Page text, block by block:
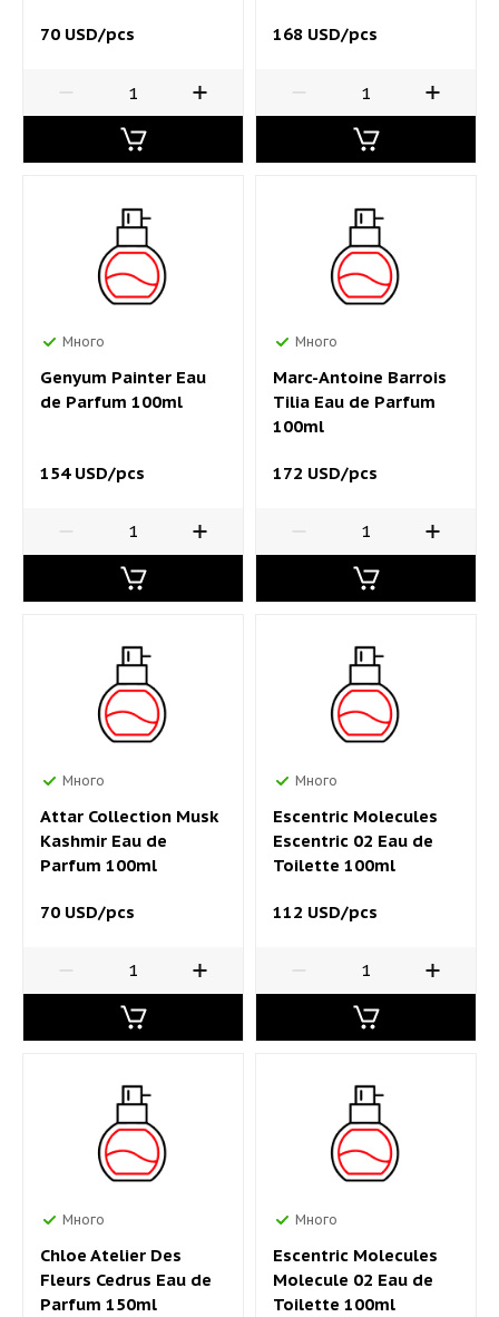
70 USD/pcs 168 USD/pcs
Много
Genyum Painter Eau
de Parfum 100ml
154 USD/pcs
Много
Marc-Antoine Barrois
Tilia Eau de Parfum
100ml
172 USD/pcs
Много
Attar Collection Musk
Kashmir Eau de
Parfum 100ml
70 USD/pcs
Много
Escentric Molecules
Escentric 02 Eau de
Toilette 100ml
112 USD/pcs
Много
Chloe Atelier Des
Fleurs Cedrus Eau de
Parfum 150ml
Много
Escentric Molecules
Molecule 02 Eau de
Toilette 100ml